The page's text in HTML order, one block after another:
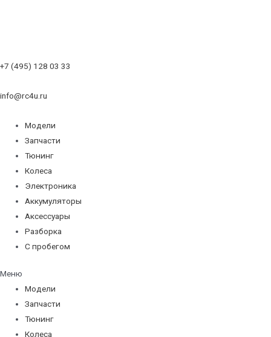
+7 (495) 128 03 33
info@rc4u.ru
Модели
Запчасти
Тюнинг
Колеса
Электроника
Аккумуляторы
Аксессуары
Разборка
С пробегом
Меню
Модели
Запчасти
Тюнинг
Колеса